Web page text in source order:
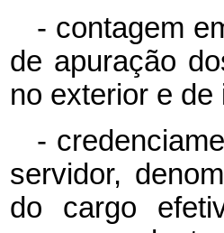
- contagem
de apuração
no exterior e
-
servidor,
do cargo